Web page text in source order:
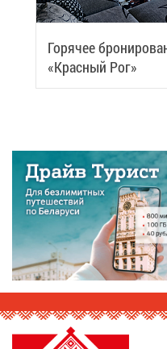
Го­ря­чее
«Крас­ный Рог»